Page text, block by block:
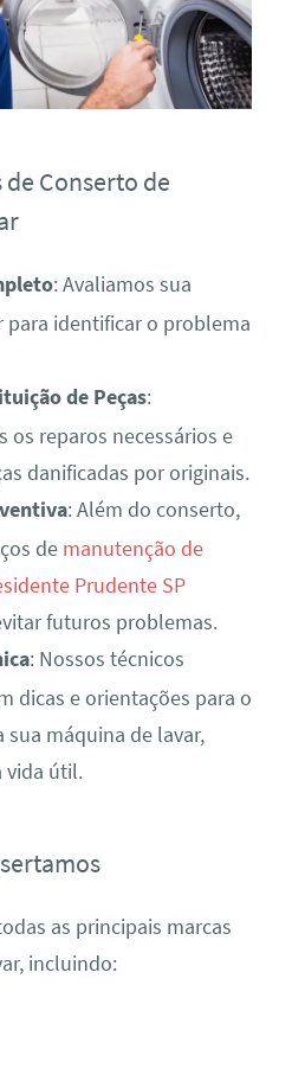
de Conserto de
: Avaliamos sua
para identificar o problema
de Peças:
os reparos necessários e
danificadas por originais.
: Além do conserto,
de manutenção de
Prudente SP
futuros problemas.
: Nossos técnicos
dicas e orientações para o
sua máquina de lavar,
vida útil.
as principais marcas
incluindo: